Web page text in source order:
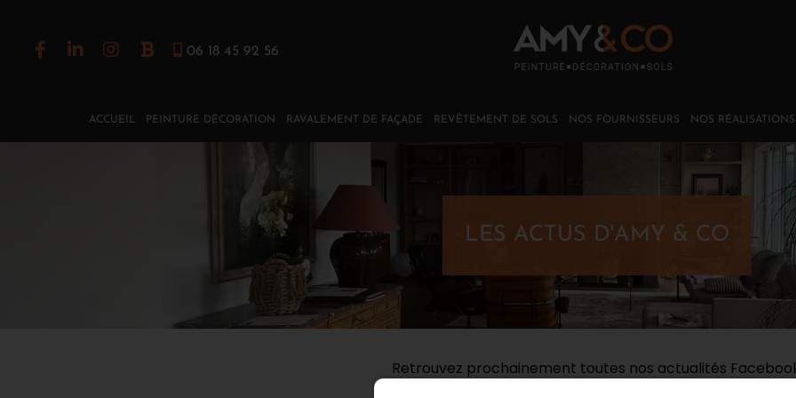
ACCUEIL PEINTURE DÉCORATION RAVALEMENT DE FAÇADE REVÊTEMENT DE SOLS NOS FOURNISSEURS NOS RÉALISATIONS
06 18 45 92 56
LES ACTUS D'AMY & CO
Retrouvez prochainement toutes nos actualités